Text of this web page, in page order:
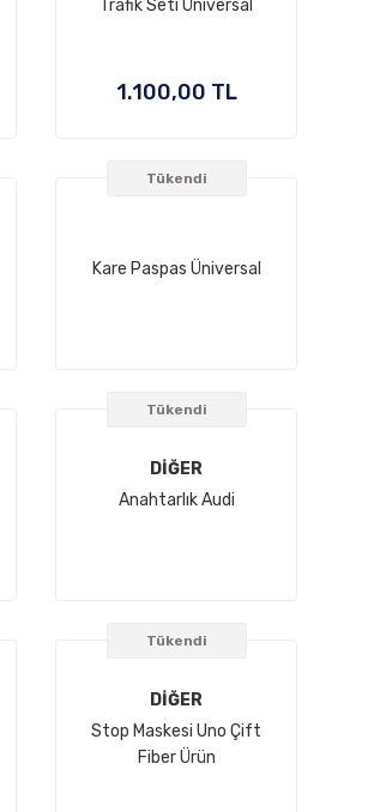
Trafik Seti Üniversal
1.100,00 TL
Tükendi
Kare Paspas Üniversal
Tükendi
DİĞER
Anahtarlık Audi
Tükendi
DİĞER
Stop Maskesi Uno Çift
Fiber Ürün